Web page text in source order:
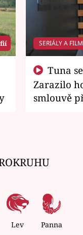
SERIÁLY A
Zarazilo
smlouvě
Lev Panna